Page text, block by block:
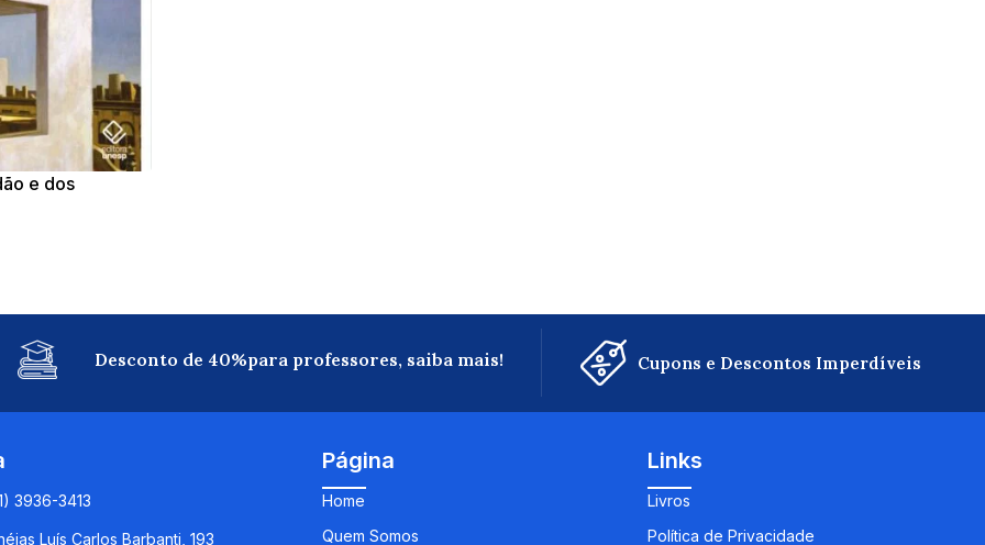
e dos
Desconto de 40%para professores, saiba mais! Cupons e Descontos Imperdíveis
3936-3413
Luís Carlos Barbanti, 193
Página
Home
Quem Somos
Links
Livros
Política de Privacidade